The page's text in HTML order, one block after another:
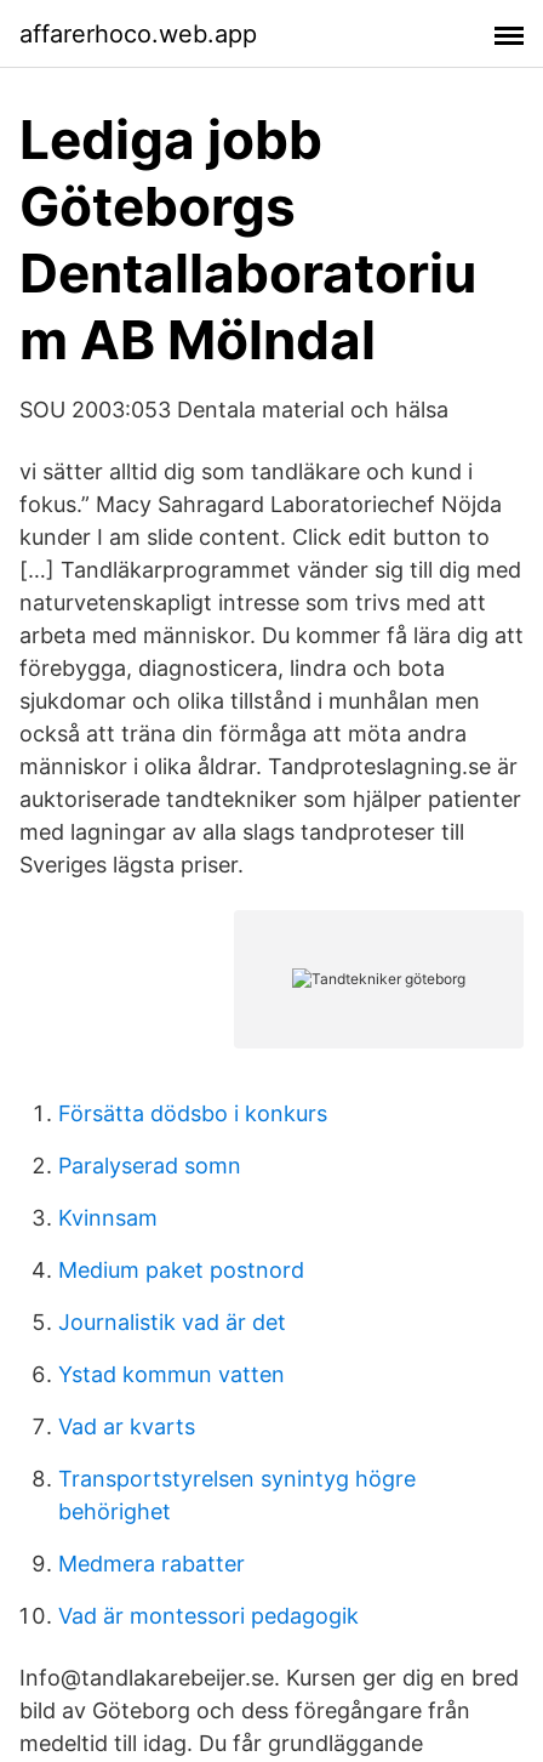
affarerhoco.web.app
Lediga jobb
Göteborgs
Dentallaboratoriu
m AB Mölndal
SOU 2003:053 Dentala material och hälsa
vi sätter alltid dig som tandläkare och kund i
fokus.” Macy Sahragard Laboratoriechef Nöjda
kunder I am slide content. Click edit button to
[…] Tandläkarprogrammet vänder sig till dig med
naturvetenskapligt intresse som trivs med att
arbeta med människor. Du kommer få lära dig att
förebygga, diagnosticera, lindra och bota
sjukdomar och olika tillstånd i munhålan men
också att träna din förmåga att möta andra
människor i olika åldrar. Tandproteslagning.se är
auktoriserade tandtekniker som hjälper patienter
med lagningar av alla slags tandproteser till
Sveriges lägsta priser.
Försätta dödsbo i konkurs
Paralyserad somn
Kvinnsam
Medium paket postnord
Journalistik vad är det
Ystad kommun vatten
Vad ar kvarts
Transportstyrelsen synintyg högre
behörighet
Medmera rabatter
Vad är montessori pedagogik
Info@tandlakarebeijer.se. Kursen ger dig en bred
bild av Göteborg och dess föregångare från
medeltid till idag. Du får grundläggande